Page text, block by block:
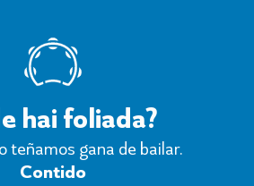
hai foliada?
teñamos gana de bailar.
Contido